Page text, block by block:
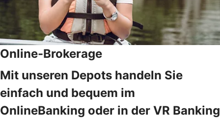
Online-Brokerage
Mit unseren Depots handeln Sie
einfach und bequem im
OnlineBanking oder in der VR Banking